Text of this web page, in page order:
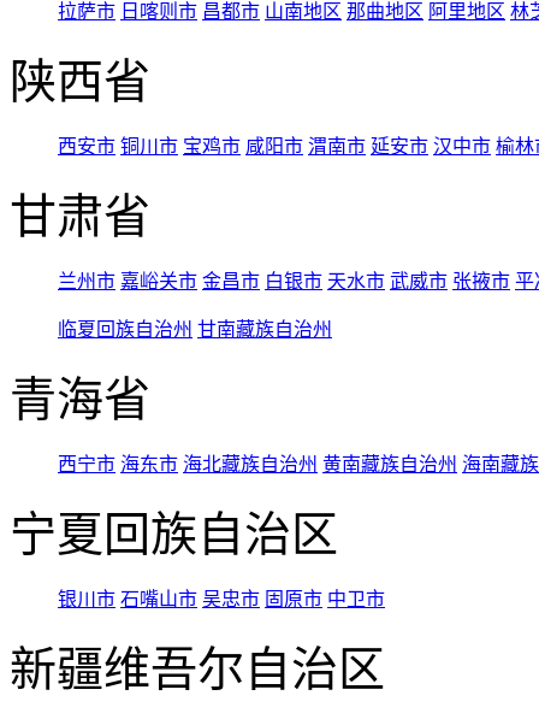
拉萨市 日喀则市 昌都市 山南地区 那曲地区 阿里地区 林
陕西省
西安市 铜川市 宝鸡市 咸阳市 渭南市 延安市 汉中市 榆林
甘肃省
兰州市 嘉峪关市 金昌市 白银市 天水市 武威市 张掖市 平
临夏回族自治州 甘南藏族自治州
青海省
西宁市 海东市 海北藏族自治州 黄南藏族自治州 海南藏
宁夏回族自治区
银川市 石嘴山市 吴忠市 固原市 中卫市
新疆维吾尔自治区